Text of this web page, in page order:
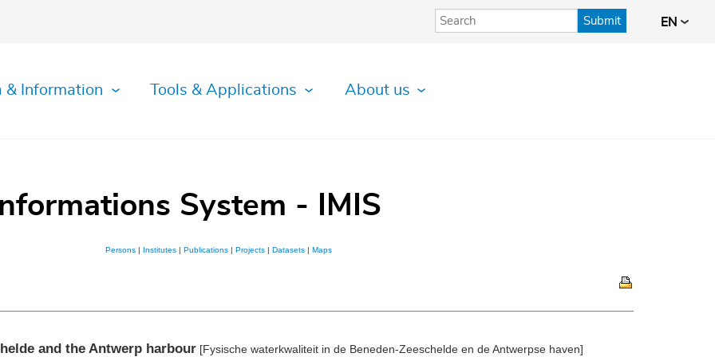
Submit EN
& Information Tools & Applications About us
System - IMIS
Persons Institutes Publications Projects Datasets Maps
and the Antwerp harbour [Fysische waterkwaliteit in de Beneden-Zeeschelde en de Antwerpse haven]